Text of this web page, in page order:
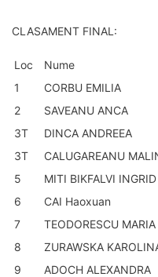
CLASAMENT FINAL:
Loc Nume
1
CORBU EMILIA
2
SAVEANU ANCA
3T
DINCA ANDREEA
3T
CALUGAREANU
5
MITI BIKFALVI INGRID
6
CAI Haoxuan
7
TEODORESCU MARIA
8
ZURAWSKA
9
ADOCH ALEXANDRA